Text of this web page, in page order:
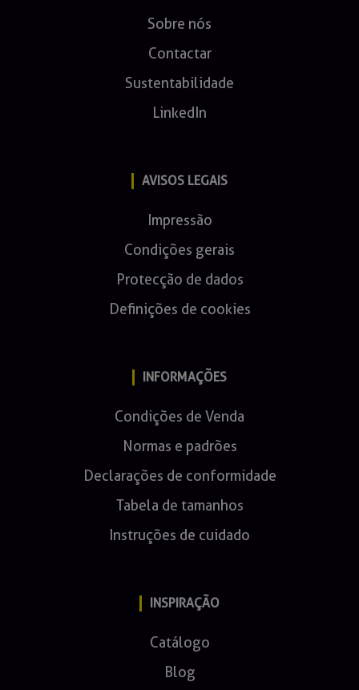
Sobre nós
Contactar
Sustentabilidade
LinkedIn
AVISOS LEGAIS
Impressão
Condições gerais
Protecção de dados
Definições de cookies
INFORMAÇÕES
Condições de Venda
Normas e padrões
Declarações de conformidade
Tabela de tamanhos
Instruções de cuidado
INSPIRAÇÃO
Catálogo
Blog